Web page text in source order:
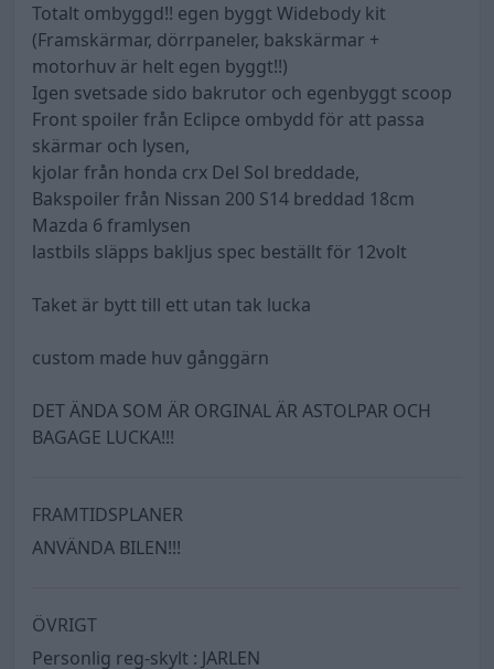
Totalt ombyggd!! egen byggt Widebody kit
(Framskärmar, dörrpaneler, bakskärmar +
motorhuv är helt egen byggt!!)
Igen svetsade sido bakrutor och egenbyggt scoop
Front spoiler från Eclipce ombydd för att passa
skärmar och lysen,
kjolar från honda crx Del Sol breddade,
Bakspoiler från Nissan 200 S14 breddad 18cm
Mazda 6 framlysen
lastbils släpps bakljus spec beställt för 12volt
Taket är bytt till ett utan tak lucka
custom made huv gånggärn
DET ÄNDA SOM ÄR ORGINAL ÄR ASTOLPAR OCH
BAGAGE LUCKA!!!
FRAMTIDSPLANER
ANVÄNDA BILEN!!!
ÖVRIGT
Personlig reg-skylt : JARLEN